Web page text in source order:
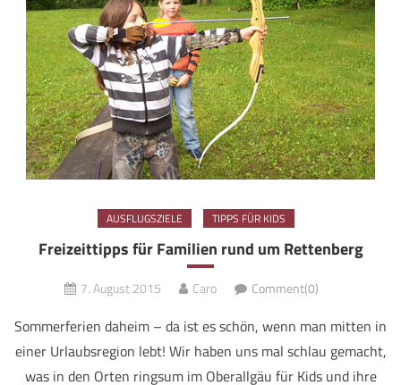
AUSFLUGSZIELE TIPPS FÜR KIDS
Freizeittipps für Familien rund um Rettenberg
7. August 2015 Caro Comment(0)
Sommerferien daheim – da ist es schön, wenn man mitten in
einer Urlaubsregion lebt! Wir haben uns mal schlau gemacht,
was in den Orten ringsum im Oberallgäu für Kids und ihre